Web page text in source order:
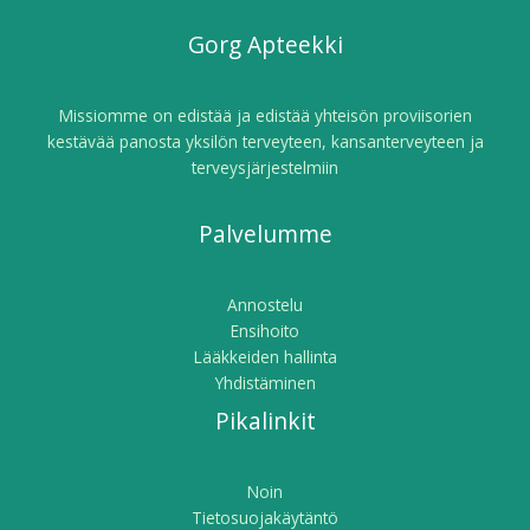
Gorg Apteekki
Missiomme on edistää ja edistää yhteisön proviisorien
kestävää panosta yksilön terveyteen, kansanterveyteen ja
terveysjärjestelmiin
Palvelumme
Annostelu
Ensihoito
Lääkkeiden hallinta
Yhdistäminen
Pikalinkit
Noin
Tietosuojakäytäntö